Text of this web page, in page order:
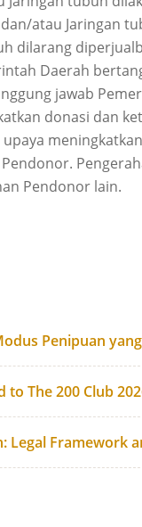
atau Jaringan
dilarang
Daerah
jawab
donasi dan
Pendonor lain.
Penipuan
to The 200 Club
Legal Framework